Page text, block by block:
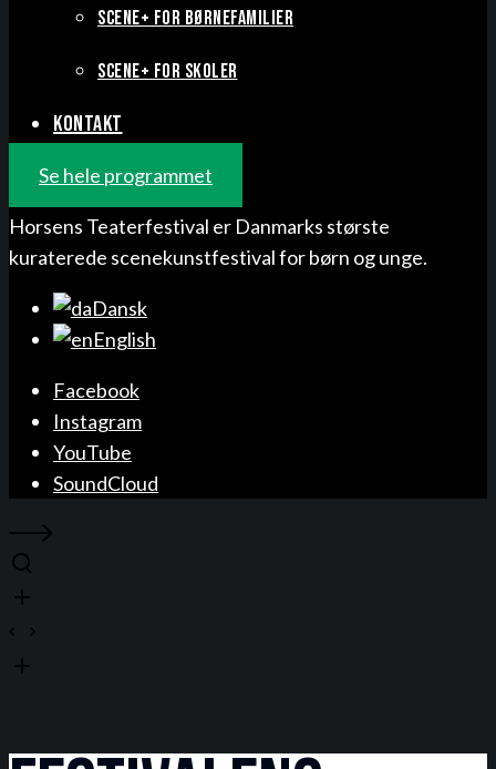
SCENE+ FOR BØRNEFAMILIER
SCENE+ FOR SKOLER
KONTAKT
Se hele programmet
Horsens Teaterfestival er Danmarks største
kuraterede scenekunstfestival for børn og unge.
Dansk
English
Facebook
Instagram
YouTube
SoundCloud